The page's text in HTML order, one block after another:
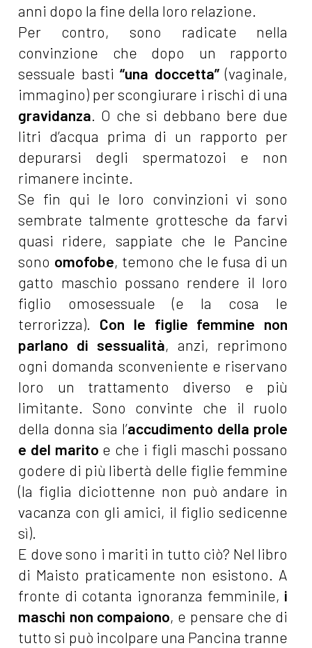
anni dopo la fine della loro relazione.
Per contro, sono radicate nella
convinzione che dopo un rapporto
sessuale basti“una doccetta”(vaginale,
immagino) per scongiurare i rischi di una
gravidanza. O che si debbano bere due
litri d’acqua prima di un rapporto per
depurarsi degli spermatozoi e non
rimanere incinte.
Se fin qui le loro convinzioni vi sono
sembrate talmente grottesche da farvi
quasi ridere, sappiate che le Pancine
sono omofobe, temono che le fusa di un
gatto maschio possano rendere il loro
figlio omosessuale (e la cosa le
terrorizza). Con le figlie femmine non
parlano di sessualità, anzi, reprimono
ogni domanda sconveniente e riservano
loro un trattamento diverso e più
limitante. Sono convinte che il ruolo
della donna sia l’accudimento della prole
e del marito e che i figli maschi possano
godere di più libertà delle figlie femmine
(la figlia diciottenne non può andare in
vacanza con gli amici, il figlio sedicenne
sì).
E dove sono i mariti in tutto ciò? Nel libro
di Maisto praticamente non esistono. A
fronte di cotanta ignoranza femminile, i
maschi non compaiono, e pensare che di
tutto si può incolpare una Pancina tranne